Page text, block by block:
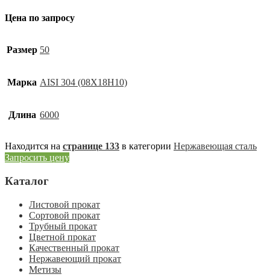
Цена по запросу
Размер 50
Марка AISI 304 (08Х18Н10)
Длина 6000
Находится на странице 133 в категории Нержавеющая сталь
Запросить цену
Каталог
Листовой прокат
Сортовой прокат
Трубный прокат
Цветной прокат
Качественный прокат
Нержавеющий прокат
Метизы